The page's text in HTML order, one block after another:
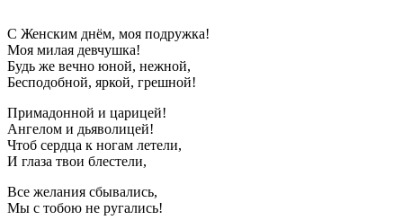
С Женским днём, моя подружка!
Моя милая девчушка!
Будь же вечно юной, нежной,
Бесподобной, яркой, грешной!
Примадонной и царицей!
Ангелом и дьяволицей!
Чтоб сердца к ногам летели,
И глаза твои блестели,
Все желания сбывались,
Мы с тобою не ругались!